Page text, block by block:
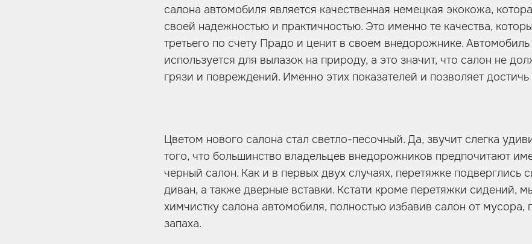
салона автомобиля является качественная немецкая экокожа,
своей надежностью и практичностью. Это именно те качества,
третьего по счету Прадо и ценит в своем внедорожнике. Автомобиль
используется для вылазок на природу, а это значит, что салон не
грязи и повреждений. Именно этих показателей и позволяет
Цветом нового салона стал светло-песочный. Да, звучит слегка
того, что большинство владельцев внедорожников предпочитают
черный салон. Как и в первых двух случаях, перетяжке подверглись
диван, а также дверные вставки. Кстати кроме перетяжки сидений,
химчистку салона автомобиля, полностью избавив салон от мусора,
запаха.